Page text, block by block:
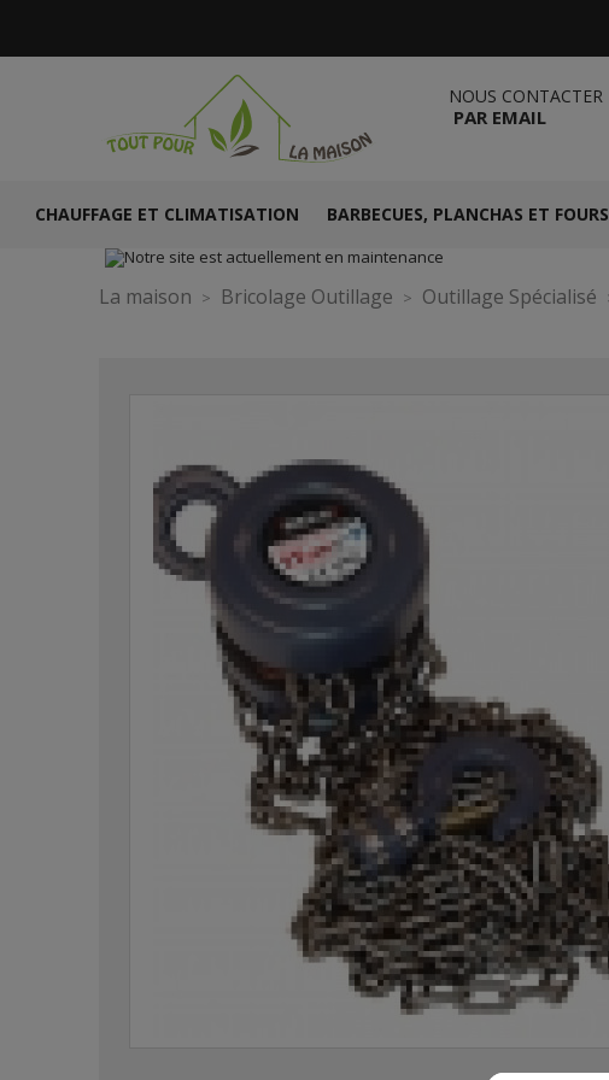
NOUS CONTACTER
PAR EMAIL
CHAUFFAGE ET CLIMATISATION BARBECUES, PLANCHAS ET FOURS
La maison Bricolage Outillage Outillage Spécialisé